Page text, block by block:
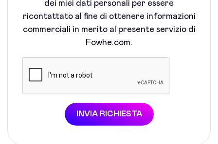
dei miei dati personali per essere
ricontattato al fine di ottenere informazioni
commerciali in merito al presente servizio di
Fowhe.com.
INVIA RICHIESTA